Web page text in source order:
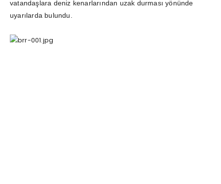
vatandaşlara deniz kenarlarından uzak durması yönünde
uyarılarda bulundu.